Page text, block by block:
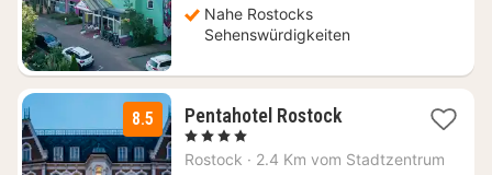
Nahe Rostocks
Sehenswürdigkeiten
8.5 Pentahotel Rostock1
ab
, 4 Sterne
Rostock · 2.4 Km vom Stadtzentrum